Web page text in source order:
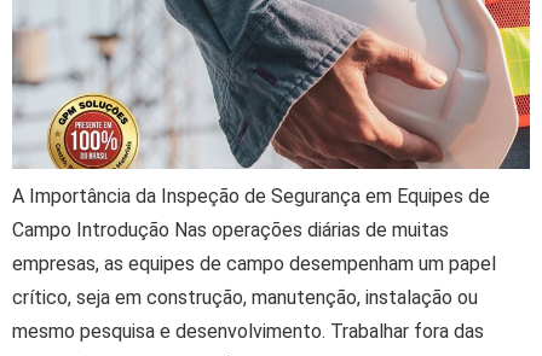
A Importância da Inspeção de Segurança em Equipes de
Campo Introdução Nas operações diárias de muitas
empresas, as equipes de campo desempenham um papel
crítico, seja em construção, manutenção, instalação ou
mesmo pesquisa e desenvolvimento. Trabalhar fora das